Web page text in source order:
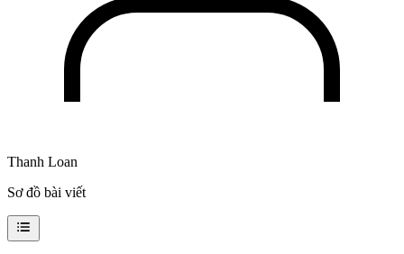
Thanh Loan
Sơ đồ bài viết